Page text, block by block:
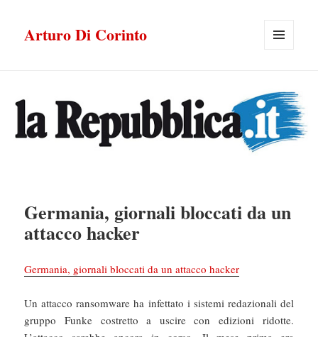
Arturo Di Corinto
Germania, giornali bloccati da un
attacco hacker
Germania, giornali bloccati da un attacco hacker
Un attacco ransomware ha infettato i sistemi redazionali del
gruppo Funke costretto a uscire con edizioni ridotte.